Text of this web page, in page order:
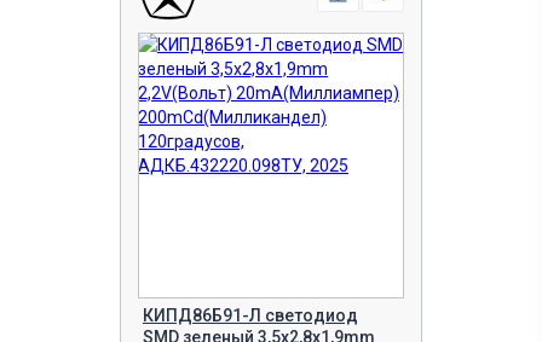
КИПД86Б91-Л светодиод
SMD зеленый 3,5х2,8х1,9mm